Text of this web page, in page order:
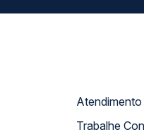
Trabalhe